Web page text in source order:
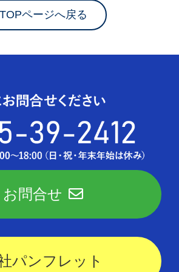
TOPページへ戻る
お問合せ
パンフレット